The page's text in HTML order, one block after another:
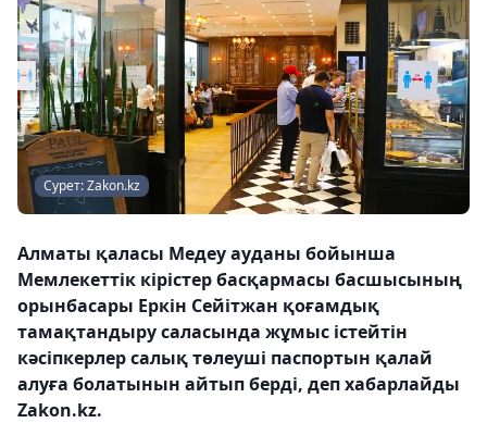
Сурет: Zakon.kz
Алматы қаласы Медеу ауданы бойынша
Мемлекеттік кірістер басқармасы басшысының
орынбасары Еркін Сейітжан қоғамдық
тамақтандыру саласында жұмыс істейтін
кәсіпкерлер салық төлеуші ​​паспортын қалай
алуға болатынын айтып берді, деп хабарлайды
Zakon.kz.